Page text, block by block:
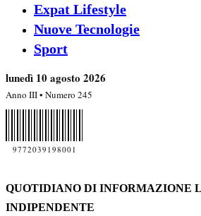
Expat Lifestyle
Nuove Tecnologie
Sport
lunedì 10 agosto 2026
Anno III • Numero 245
9772039198001
QUOTIDIANO DI INFORMAZIONE
INDIPENDENTE